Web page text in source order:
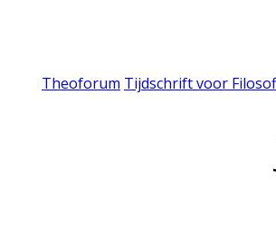
Theoforum Tijdschrift voor